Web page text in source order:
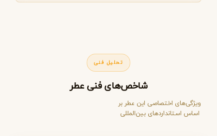
تحلیل فنی
شاخص‌های فنی عطر
ویژگی‌های اختصاصی این عطر بر
اساس استانداردهای بین‌المللی